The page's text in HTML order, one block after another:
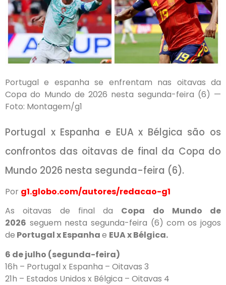
Portugal e espanha se enfrentam nas oitavas da
Copa do Mundo de 2026 nesta segunda-feira (6) —
Foto: Montagem/g1
Portugal x Espanha e EUA x Bélgica são os
confrontos das oitavas de final da Copa do
Mundo 2026 nesta segunda-feira (6).
Por g1.globo.com/autores/redacao-g1
As oitavas de final da Copa do Mundo de
2026 seguem nesta segunda-feira (6) com os jogos
de Portugal x Espanhae EUA x Bélgica.
6 de julho (segunda-feira)
16h – Portugal x Espanha – Oitavas 3
21h – Estados Unidos x Bélgica – Oitavas 4